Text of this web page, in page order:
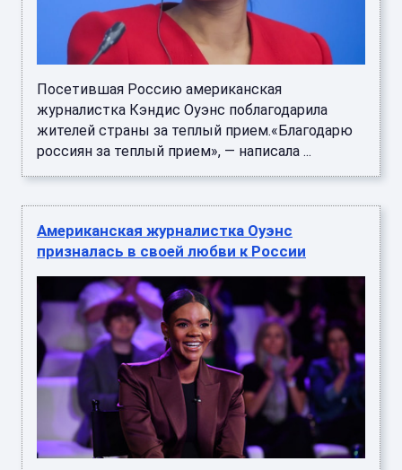
Посетившая Россию американская
журналистка Кэндис Оуэнс поблагодарила
жителей страны за теплый прием.«Благодарю
россиян за теплый прием», — написала ...
Американская журналистка Оуэнс
призналась в своей любви к России